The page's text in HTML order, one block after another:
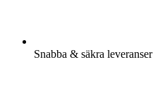
Snabba & säkra leveranser